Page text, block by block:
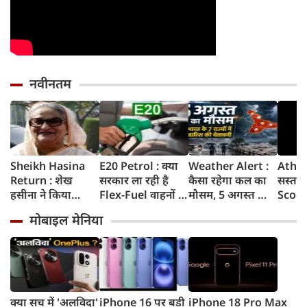
नवीनतम
Sheikh Hasina
Return : शेख
हसीना ने किया
बांग्लादेश लौटूंगी,
बोलीं- गिरफ्तारी या
मौत का भी डर नहीं,
भारत ने कार्यक्रम से
क्यों बनाई दूरी
E20 Petrol : क्या
सरकार ला रही है
Flex-Fuel वाहनों के
सरकार ने दिया बड़ा
अपडेट
Weather Alert :
कैसा रहेगा कल का
मौसम, 5 अगस्त को
IMD ने किन राज्यों
के लिए जारी किया
सस्ता
हैरान,
मोबाइल मेनिया
क्या सच में 'अलविदा'iPhone 16 पर बड़ी iPhone 18 Pro Max